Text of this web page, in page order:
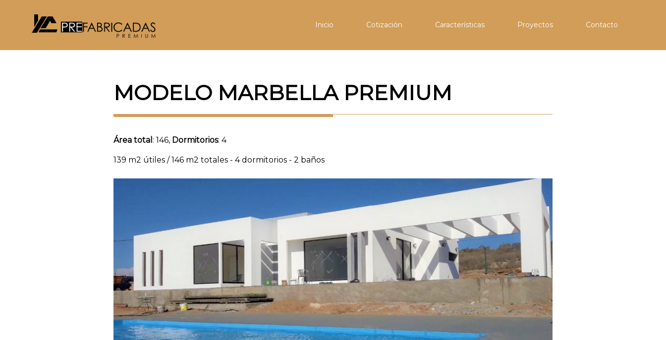
Inicio Cotización Características(current) Proyectos(current) Contacto
MODELO MARBELLA PREMIUM
Área total : 146, Dormitorios: 4
139 m2 útiles / 146 m2 totales - 4 dormitorios - 2 baños